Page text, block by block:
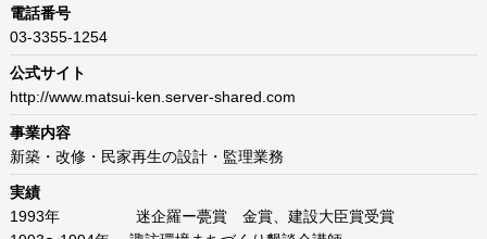
電話番号
03-3355-1254
公式サイト
http://www.matsui-ken.server-shared.com
事業内容
新築・改修・民家再生の設計・監理業務
実績
1993年 迷企羅ー甍賞 金賞、建設大臣賞受賞